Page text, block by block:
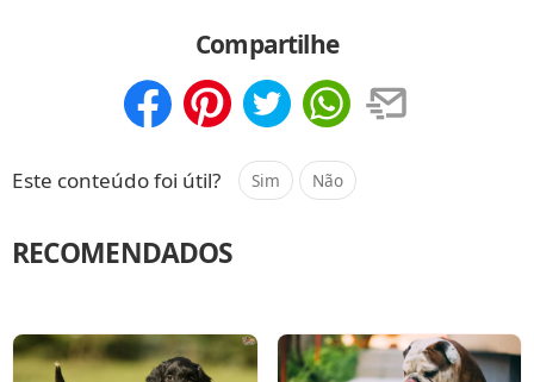
Compartilhe
Este conteúdo foi útil? Sim Não
RECOMENDADOS